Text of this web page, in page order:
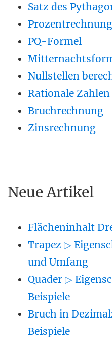
Satz des
Prozentrechnung
PQ-Formel
Nullstellen
Rationale Zahlen
Bruchrechnung
Zinsrechnung
Neue Artikel
Flächeninhalt
Trapez ▷
und Umfang
Quader ▷
Beispiele
Bruch in
Beispiele